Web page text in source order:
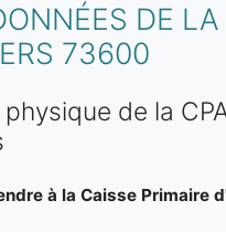
DE
73600
de la
à la Caisse Primaire